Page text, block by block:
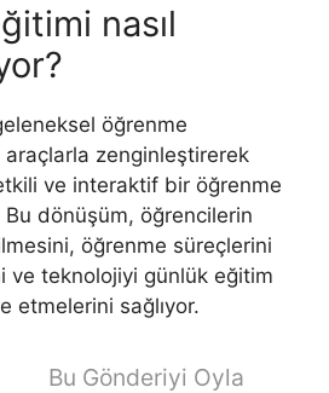
nasıl
öğrenme
zenginleştirerek
ve interaktif bir öğrenme
dönüşüm, öğrencilerin
öğrenme süreçlerini
ve teknolojiyi günlük eğitim
etmelerini sağlıyor.
Bu Gönderiyi Oyla